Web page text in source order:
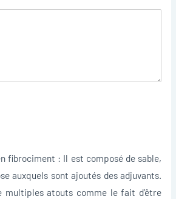
fibrociment : Il est composé de sable,
auxquels sont ajoutés des adjuvants.
multiples atouts comme le fait d’être